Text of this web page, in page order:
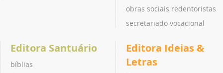
obras sociais redentoristas
secretariado vocacional
Editora Santuário
bíblias
Editora Ideias &
Letras